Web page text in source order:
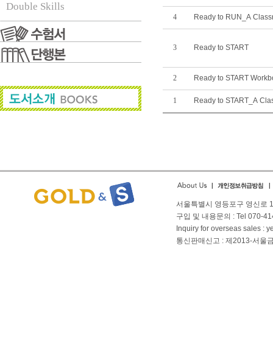
Double Skills
4 Ready to RUN_A
3 Ready to START
2 Ready to START
1 Ready to START_A
서울특별시 영등포구 영신로
구입 및 내용문의 : Tel 070-
Inquiry for overseas sales :
통신판매신고 : 제2013-서울